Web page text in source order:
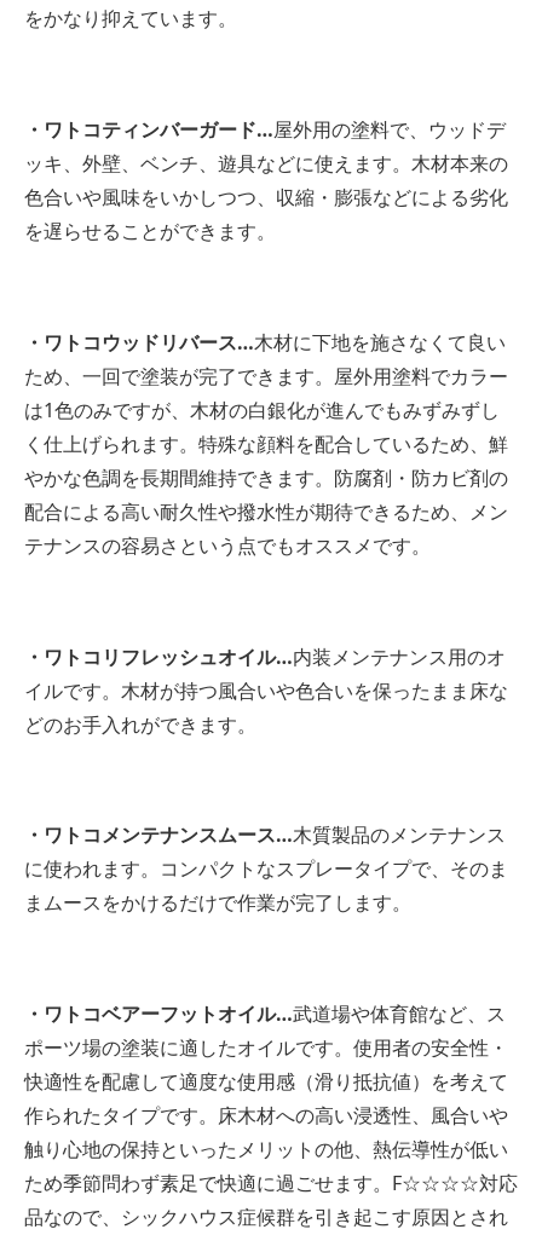
をかなり抑えています。
・ワトコティンバーガード…屋外用の塗料で、ウッドデ
ッキ、外壁、ベンチ、遊具などに使えます。木材本来の
色合いや風味をいかしつつ、収縮・膨張などによる劣化
を遅らせることができます。
・ワトコウッドリバース…木材に下地を施さなくて良い
ため、一回で塗装が完了できます。屋外用塗料でカラー
は1色のみですが、木材の白銀化が進んでもみずみずし
く仕上げられます。特殊な顔料を配合しているため、鮮
やかな色調を長期間維持できます。防腐剤・防カビ剤の
配合による高い耐久性や撥水性が期待できるため、メン
テナンスの容易さという点でもオススメです。
・ワトコリフレッシュオイル…内装メンテナンス用のオ
イルです。木材が持つ風合いや色合いを保ったまま床な
どのお手入れができます。
・ワトコメンテナンスムース…木質製品のメンテナンス
に使われます。コンパクトなスプレータイプで、そのま
まムースをかけるだけで作業が完了します。
・ワトコベアーフットオイル…武道場や体育館など、ス
ポーツ場の塗装に適したオイルです。使用者の安全性・
快適性を配慮して適度な使用感（滑り抵抗値）を考えて
作られたタイプです。床木材への高い浸透性、風合いや
触り心地の保持といったメリットの他、熱伝導性が低い
ため季節問わず素足で快適に過ごせます。F☆☆☆☆対応
品なので、シックハウス症候群を引き起こす原因とされ